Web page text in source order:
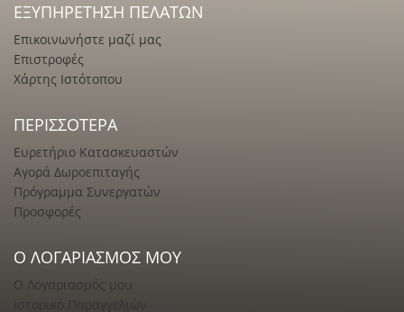
ΕΞΥΠΗΡΈΤΗΣΗ ΠΕΛΑΤΏΝ
Επικοινωνήστε μαζί μας
Επιστροφές
Χάρτης Ιστότοπου
ΠΕΡΙΣΣΌΤΕΡΑ
Ευρετήριο Κατασκευαστών
Αγορά Δωροεπιταγής
Πρόγραμμα Συνεργατών
Προσφορές
Ο ΛΟΓΑΡΙΑΣΜΌΣ ΜΟΥ
Ο Λογαριασμός μου